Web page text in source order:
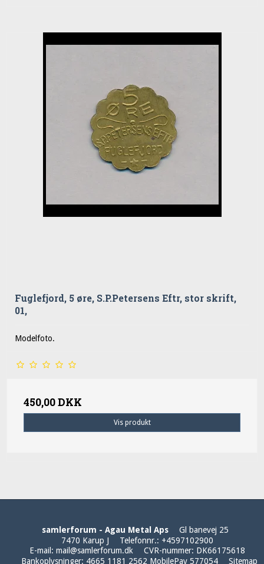
Fuglefjord, 5 øre, S.P.Petersens Eftr, stor skrift,
01,
Modelfoto.
450,00 DKK
Vis produkt
samlerforum - Agau Metal Aps
Gl banevej 25
7470 Karup J
Telefonnr.: +4597102900
E-mail : mail@samlerforum.dk CVR-nummer: DK66175618
Bankoplysninger: 4665 1181 2562 MobilePay 577054 Sitemap